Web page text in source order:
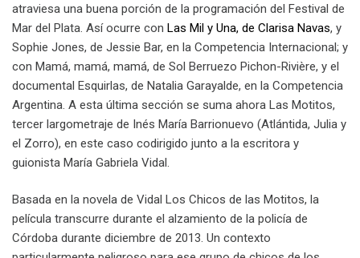
atraviesa una buena porción de la programación del Festival de
Mar del Plata. Así ocurre con Las Mil y Una, de Clarisa Navas, y
Sophie Jones, de Jessie Bar, en la Competencia Internacional; y
con Mamá, mamá, mamá, de Sol Berruezo Pichon-Rivière, y el
documental Esquirlas, de Natalia Garayalde, en la Competencia
Argentina. A esta última sección se suma ahora Las Motitos,
tercer largometraje de Inés María Barrionuevo (Atlántida, Julia y
el Zorro), en este caso codirigido junto a la escritora y
guionista María Gabriela Vidal.
Basada en la novela de Vidal Los Chicos de las Motitos, la
película transcurre durante el alzamiento de la policía de
Córdoba durante diciembre de 2013. Un contexto